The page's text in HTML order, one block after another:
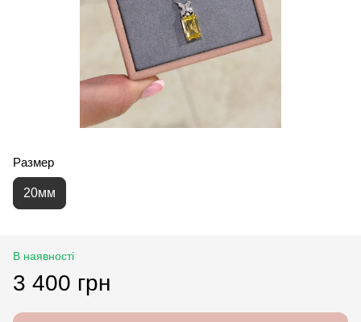
Размер
20мм
В наявності
3 400 грн